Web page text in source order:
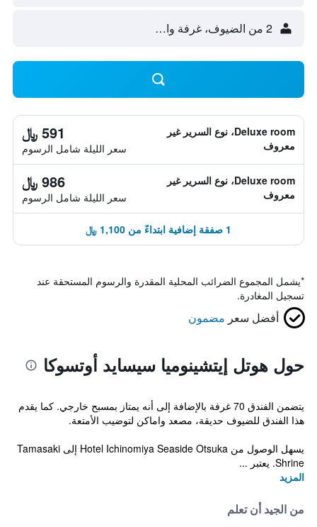
2 من الضيوف، غرفة واحدة
Deluxe room، نوع السرير غير
معروف
591 ﷼
سعر الليلة شامل الرسوم
Deluxe room، نوع السرير غير
معروف
986 ﷼
سعر الليلة شامل الرسوم
1 صفقة إضافية ابتداءً من 1,100 ﷼
*يشمل المجموع الضرائب المحلية المقدرة والرسوم المستحقة عند
تسجيل المغادرة.
أفضل سعر مضمون
حول هوتل إيتشينوميا سيسايد أوتسوكا
يتضمن الفندق 70 غرفة بالإضافة إلى أنه يمتاز بمسبح خارجي. كما يقدم
هذا الفندق للضيوف حديقة، مصعد واماكن لتوضيب الأمتعة.
يسهل الوصول من Hotel Ichinomiya Seaside Otsuka إلى Tamasaki
Shrine. يعتبر ...
المزيد
من الجيد أن تعلم